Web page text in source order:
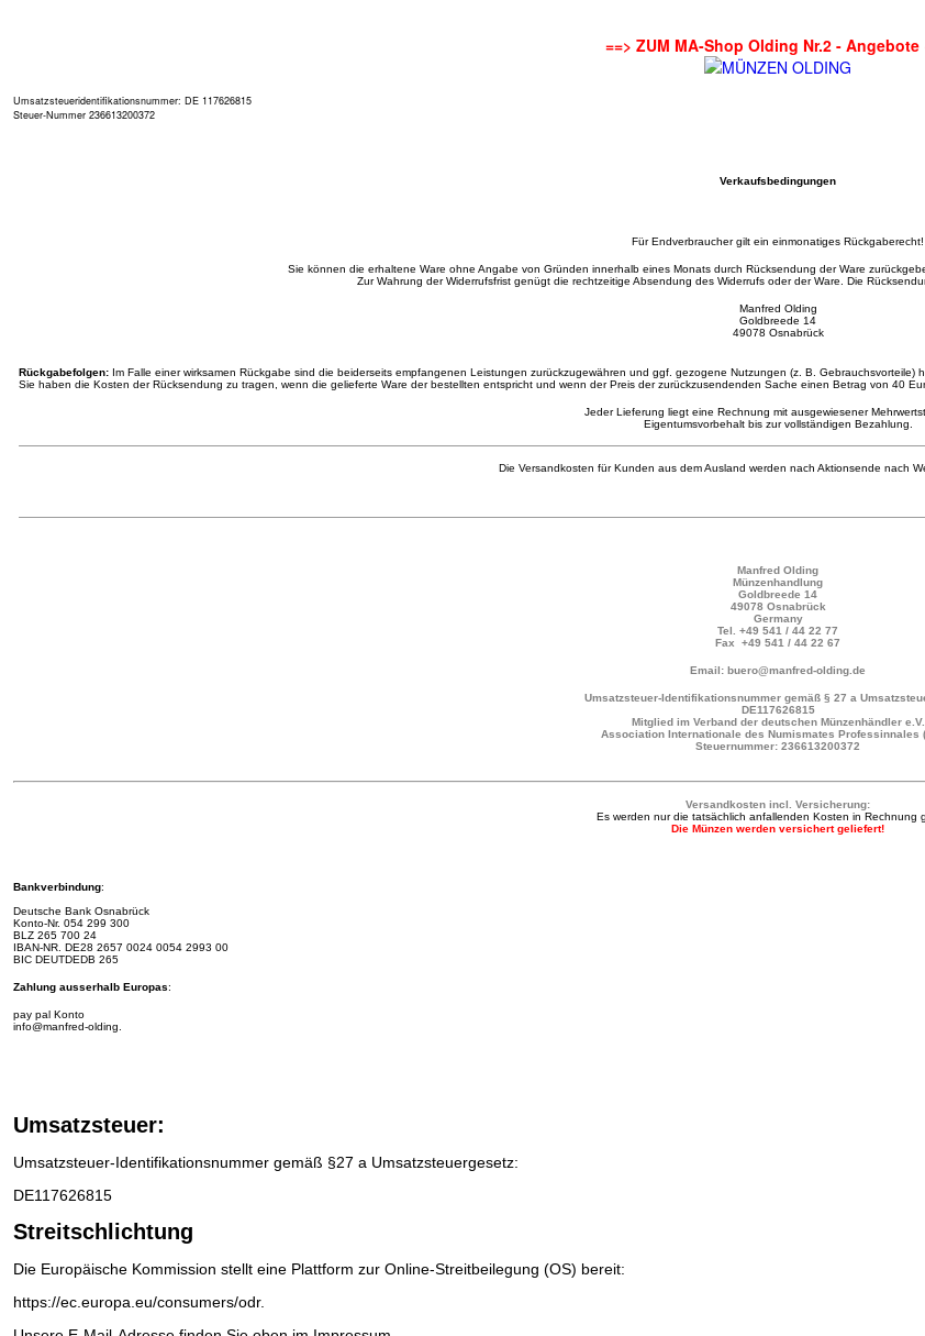
==> ZUM MA-Shop Olding Nr.2 - Angebote
Umsatzsteueridentifikationsnummer: DE 117626815
Steuer-Nummer 236613200372
Verkaufsbedingungen
Für Endverbraucher gilt ein einmonatiges Rückgaberecht!
Sie können die erhaltene Ware ohne Angabe von Gründen innerhalb eines Monats durch Rücksendung der Ware
Zur Wahrung der Widerrufsfrist genügt die rechtzeitige Absendung des Widerrufs oder der Ware. Die
Manfred Olding
Goldbreede 14
49078 Osnabrück
Rückgabefolgen: Im Falle einer wirksamen Rückgabe sind die beiderseits empfangenen Leistungen zurückzugewähren und ggf. gezogene Nutzungen (z. B. Gebrauchsvorteile)
Sie haben die Kosten der Rücksendung zu tragen, wenn die gelieferte Ware der bestellten entspricht und wenn der Preis der zurückzusendenden Sache einen Betrag von 40
Jeder Lieferung liegt eine Rechnung mit ausgewiesener
Eigentumsvorbehalt bis zur vollständigen Bezahlung.
Die Versandkosten für Kunden aus dem Ausland werden nach Aktionsende nach
Manfred Olding
Münzenhandlung
Goldbreede 14
49078 Osnabrück
Germany
Tel. +49 541 / 44 22 77
Fax +49 541 / 44 22 67
Email: buero@manfred-olding.de
Umsatzsteuer-Identifikationsnummer gemäß § 27 a
DE117626815
Mitglied im Verband der deutschen Münzenhändler e.V.
Association Internationale des Numismates Professinnales
Steuernummer: 236613200372
Versandkosten incl. Versicherung:
Es werden nur die tatsächlich anfallenden Kosten in Rechnung
Die Münzen werden versichert geliefert!
Bankverbindung:
Deutsche Bank Osnabrück
Konto-Nr. 054 299 300
BLZ 265 700 24
IBAN-NR. DE28 2657 0024 0054 2993 00
BIC DEUTDEDB 265
Zahlung ausserhalb Europas:
pay pal Konto
info@manfred-olding.
Umsatzsteuer:
Umsatzsteuer-Identifikationsnummer gemäß §27 a Umsatzsteuergesetz:
DE117626815
Streitschlichtung
Die Europäische Kommission stellt eine Plattform zur Online-Streitbeilegung (OS) bereit:
https://ec.europa.eu/consumers/odr.